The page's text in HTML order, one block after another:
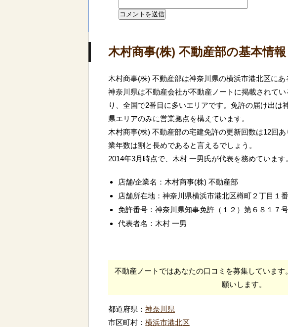
木村商事(株) 不動産部の基本情報
木村商事(株) 不動産部は神奈川県の横浜市港北区にあ
神奈川県は不動産会社が不動産ノートに掲載されて
り、全国で2番目に多いエリアです。免許の届け出は
県エリアのみに営業拠点を構えています。
木村商事(株) 不動産部の宅建免許の更新回数は12回
業年数は割と長めであると言えるでしょう。
2014年3月時点で、木村 一男氏が代表を務めています
店舗/企業名：木村商事(株) 不動産部
店舗所在地：神奈川県横浜市港北区樽町２丁目１
免許番号：神奈川県知事免許（１２）第６８１７号
代表者名：木村 一男
不動産ノートではあなたの口コミを募集しています。
願いします。
都道府県： 神奈川県
市区町村： 横浜市港北区